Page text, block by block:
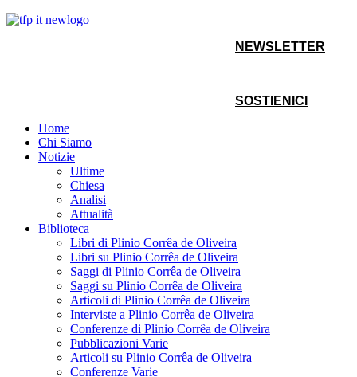
NEWSLETTER
SOSTIENICI
Home
Chi Siamo
Notizie
Ultime
Chiesa
Analisi
Attualità
Biblioteca
Libri di Plinio Corrêa de Oliveira
Libri su Plinio Corrêa de Oliveira
Saggi di Plinio Corrêa de Oliveira
Saggi su Plinio Corrêa de Oliveira
Articoli di Plinio Corrêa de Oliveira
Interviste a Plinio Corrêa de Oliveira
Conferenze di Plinio Corrêa de Oliveira
Pubblicazioni Varie
Articoli su Plinio Corrêa de Oliveira
Conferenze Varie